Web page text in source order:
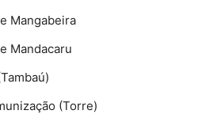
Mangabeira
Mandacaru
(Torre)